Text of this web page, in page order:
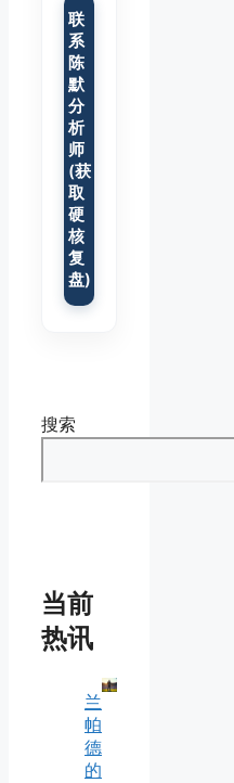
联
系
陈
默
分
析
师
(获
取
硬
核
复
盘)
搜索
当前
热讯
兰
帕
德
的